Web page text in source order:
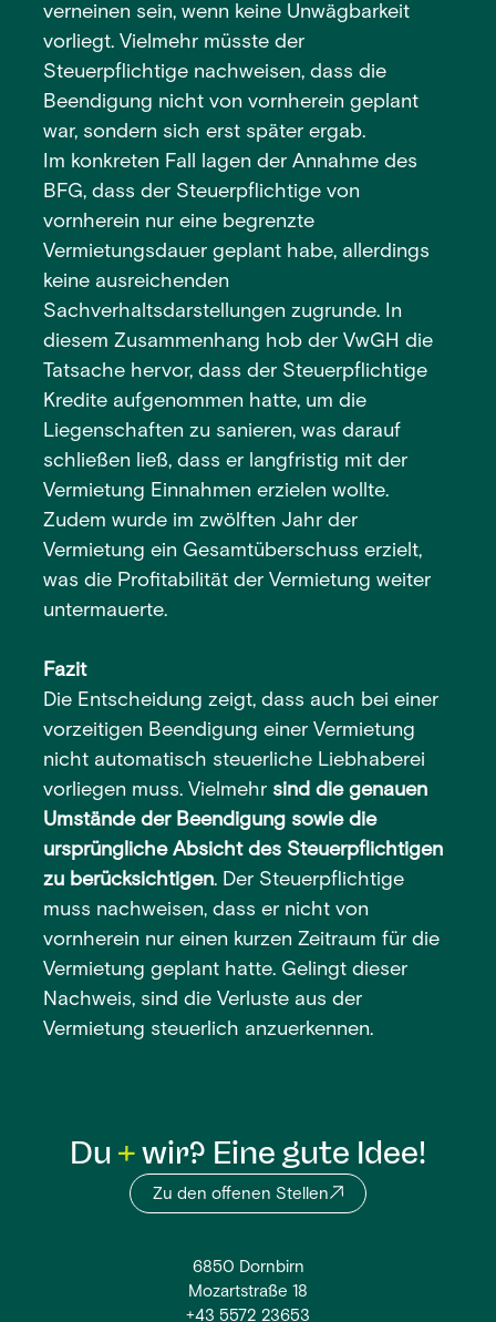
verneinen sein, wenn keine Unwägbarkeit
vorliegt. Vielmehr müsste der
Steuerpflichtige nachweisen, dass die
Beendigung nicht von vornherein geplant
war, sondern sich erst später ergab.
Im konkreten Fall lagen der Annahme des
BFG, dass der Steuerpflichtige von
vornherein nur eine begrenzte
Vermietungsdauer geplant habe, allerdings
keine ausreichenden
Sachverhaltsdarstellungen zugrunde. In
diesem Zusammenhang hob der VwGH die
Tatsache hervor, dass der Steuerpflichtige
Kredite aufgenommen hatte, um die
Liegenschaften zu sanieren, was darauf
schließen ließ, dass er langfristig mit der
Vermietung Einnahmen erzielen wollte.
Zudem wurde im zwölften Jahr der
Vermietung ein Gesamtüberschuss erzielt,
was die Profitabilität der Vermietung weiter
untermauerte.
Fazit
Die Entscheidung zeigt, dass auch bei einer
vorzeitigen Beendigung einer Vermietung
nicht automatisch steuerliche Liebhaberei
vorliegen muss. Vielmehr sind die genauen
Umstände der Beendigung sowie die
ursprüngliche Absicht des Steuerpflichtigen
zu berücksichtigen. Der Steuerpflichtige
muss nachweisen, dass er nicht von
vornherein nur einen kurzen Zeitraum für die
Vermietung geplant hatte. Gelingt dieser
Nachweis, sind die Verluste aus der
Vermietung steuerlich anzuerkennen.
Du wir? Eine gute Idee!
Zu den offenen Stellen
6850 Dornbirn
Mozartstraße 18
+43 5572 23653